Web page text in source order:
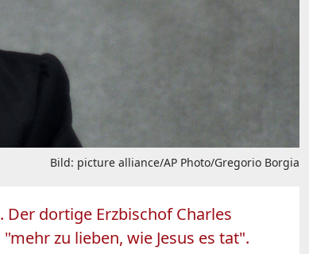
Bild: picture alliance/AP Photo/Gregorio Borgia
dortige Erzbischof Charles
zu lieben, wie Jesus es tat".